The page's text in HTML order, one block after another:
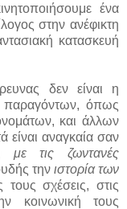
ένα
στην ανέφικτη
κατασκευή
δεν είναι η
παραγόντων, όπως
και άλλων
είναι αναγκαία σαν
με τις ζωντανές
την ιστορία των
τους σχέσεις, στις
κοινωνική τους